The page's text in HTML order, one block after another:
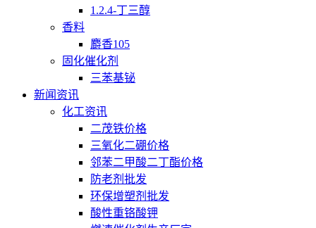
1.2.4-丁三醇
香料
麝香105
固化催化剂
三苯基铋
新闻资讯
化工资讯
二茂铁价格
三氧化二硼价格
邻苯二甲酸二丁酯价格
防老剂批发
环保增塑剂批发
酸性重铬酸钾